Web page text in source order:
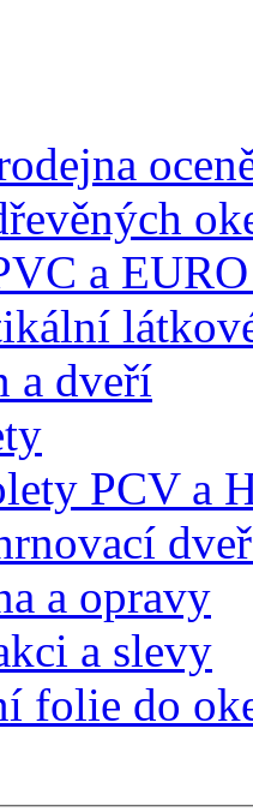
a
a dveří
PCV a
a opravy
a slevy
folie do